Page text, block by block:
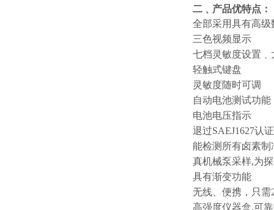
二﹑产品优特点：
全部采用具有高
三色视频显示
七档灵敏度设置﹑
轻触式键盘
灵敏度随时可调
自动电池测试功能
电池电压指示
退过SAEJ1627认
能检测所有卤素制
真机械泵采样,为
具有渐变功能
无线、便携，只需
高强度仪器盒,可